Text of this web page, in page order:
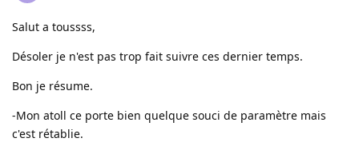
Salut a toussss,
Désoler je n'est pas trop fait suivre ces dernier temps.
Bon je résume.
-Mon atoll ce porte bien quelque souci de paramètre mais
c'est rétablie.